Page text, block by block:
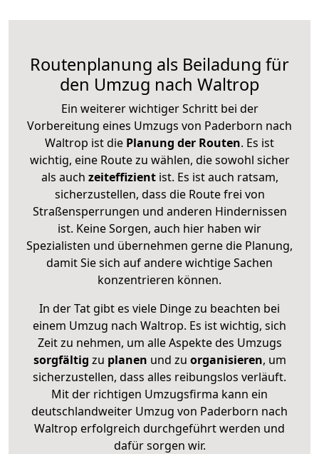
Routenplanung als Beiladung für
den Umzug nach Waltrop
Ein weiterer wichtiger Schritt bei der
Vorbereitung eines Umzugs von Paderborn nach
Waltrop ist die Planung der Routen. Es ist
wichtig, eine Route zu wählen, die sowohl sicher
als auch zeiteffizientist. Es ist auch ratsam,
sicherzustellen, dass die Route frei von
Straßensperrungen und anderen Hindernissen
ist. Keine Sorgen, auch hier haben wir
Spezialisten und übernehmen gerne die Planung,
damit Sie sich auf andere wichtige Sachen
konzentrieren können.
In der Tat gibt es viele Dinge zu beachten bei
einem Umzug nach Waltrop. Es ist wichtig, sich
Zeit zu nehmen, um alle Aspekte des Umzugs
sorgfältig zu planen und zu organisieren, um
sicherzustellen, dass alles reibungslos verläuft.
Mit der richtigen Umzugsfirma kann ein
deutschlandweiter Umzug von Paderborn nach
Waltrop erfolgreich durchgeführt werden und
dafür sorgen wir.